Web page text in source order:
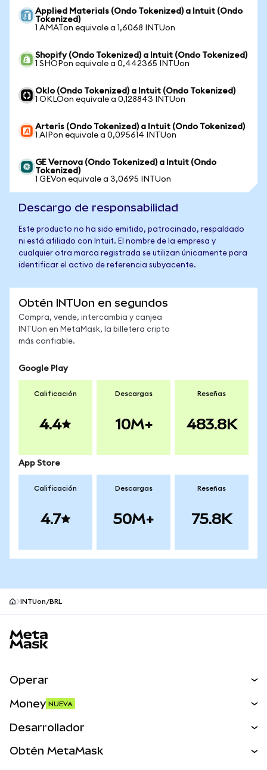
Applied Materials (Ondo Tokenized) a Intuit (Ondo
Tokenized)
1 AMATon equivale a 1,6068 INTUon
Shopify (Ondo Tokenized) a Intuit (Ondo Tokenized)
1 SHOPon equivale a 0,442365 INTUon
Oklo (Ondo Tokenized) a Intuit (Ondo Tokenized)
1 OKLOon equivale a 0,128843 INTUon
Arteris (Ondo Tokenized) a Intuit (Ondo Tokenized)
1 AIPon equivale a 0,095614 INTUon
GE Vernova (Ondo Tokenized) a Intuit (Ondo
Tokenized)
1 GEVon equivale a 3,0695 INTUon
Descargo de responsabilidad
Este producto no ha sido emitido, patrocinado, respaldado
ni está afiliado con Intuit. El nombre de la empresa y
cualquier otra marca registrada se utilizan únicamente para
identificar el activo de referencia subyacente.
Obtén INTUon en segundos
Compra, vende, intercambia y canjea
INTUon en MetaMask, la billetera cripto
más confiable.
Google Play
Calificación
4.4
Descargas
10M+
Reseñas
483.8K
App Store
Calificación
4.7
Descargas
50M+
Reseñas
75.8K
INTUon/BRL
Operar
Activos del mundo real
Money NUEVA
Desarrollador
Obtén MetaMask